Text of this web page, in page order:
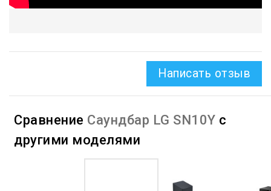
Написать отзыв
Сравнение Саундбар LG SN10Y с
другими моделями